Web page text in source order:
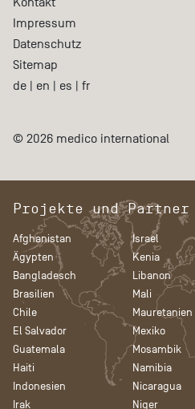
Impressum
Datenschutz
Sitemap
de | en | es | fr
© 2026 medico international
Projekte und
Afghanistan
Ägypten
Bangladesch
Brasilien
Chile
El Salvador
Guatemala
Haiti
Indonesien
Irak
Israel
Kenia
Libanon
Mali
Mauretanien
Mexiko
Mosambik
Namibia
Nicaragua
Niger